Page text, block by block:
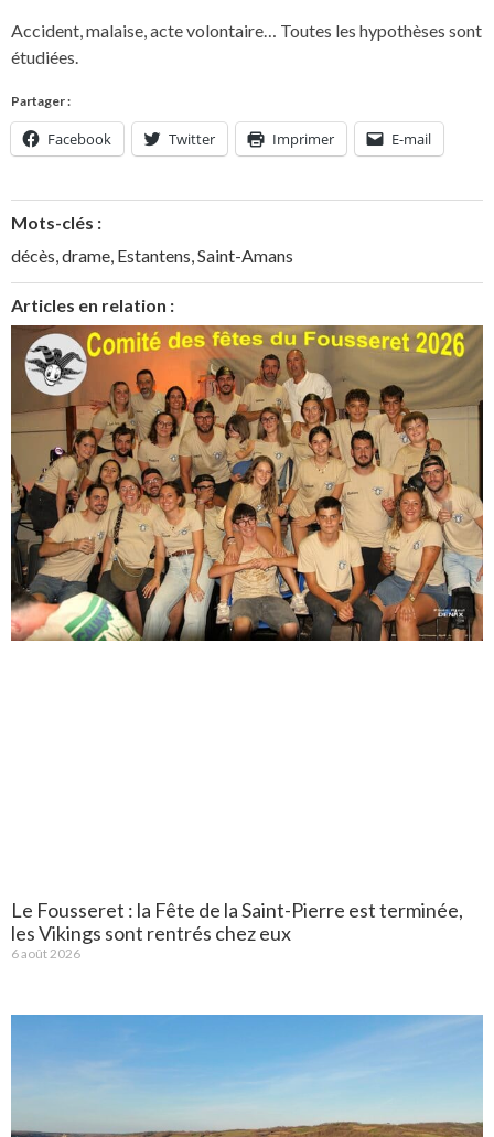
Accident, malaise, acte volontaire… Toutes les hypothèses sont
étudiées.
Partager :
Facebook Twitter Imprimer E-mail
Mots-clés :
décès,drame, Estantens,Saint-Amans
Articles en relation :
Le Fousseret : la Fête de la Saint-Pierre est terminée,
les Vikings sont rentrés chez eux
6 août 2026